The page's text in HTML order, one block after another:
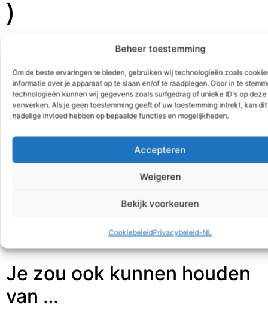
Beheer toestemming
Om de beste ervaringen te bieden, gebruiken wij technologieën zoals
informatie over je apparaat op te slaan en/of te raadplegen. Door in te
technologieën kunnen wij gegevens zoals surfgedrag of unieke ID's op deze
verwerken. Als je geen toestemming geeft of uw toestemming intrekt, kan
nadelige invloed hebben op bepaalde functies en mogelijkheden.
Accepteren
Weigeren
Bekijk voorkeuren
CookiebeleidPrivacybeleid-NL
)
Kromhout-wimpel klein
Uitverkocht
SKU:1014 Categorieën:Geschenken,Souvenirs
Beschrijving Aanvullende informatie
Kleine Kromhout-wimpel
Je zou ook kunnen houden
van …